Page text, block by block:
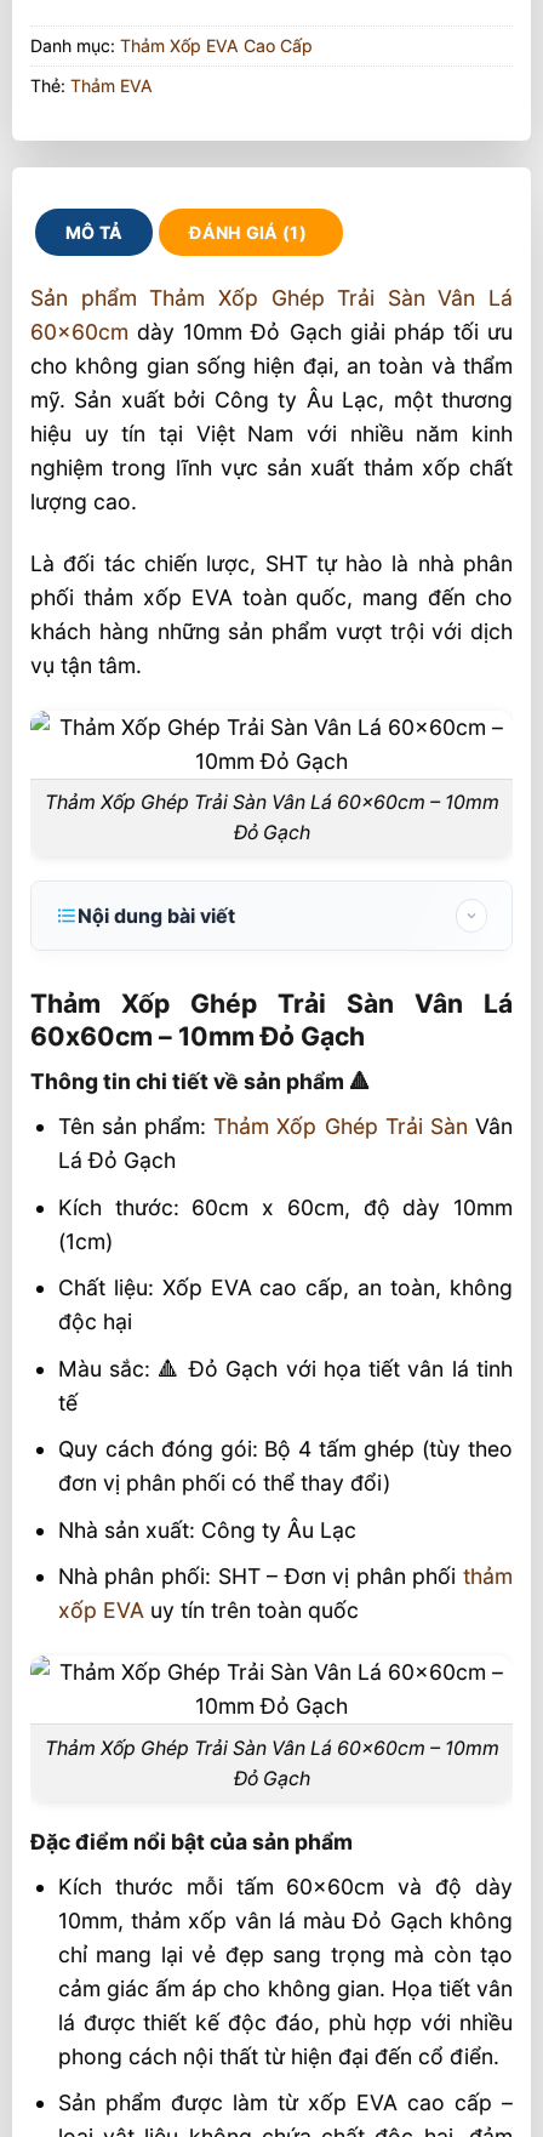
Danh mục: Thảm Xốp EVA Cao Cấp
Thẻ: Thảm EVA
MÔ TẢ ĐÁNH GIÁ (1)
Sản phẩm Thảm Xốp Ghép Trải Sàn Vân Lá
60x60cm dày 10mm Đỏ Gạch giải pháp tối ưu
cho không gian sống hiện đại, an toàn và thẩm
mỹ. Sản xuất bởi Công ty Âu Lạc, một thương
hiệu uy tín tại Việt Nam với nhiều năm kinh
nghiệm trong lĩnh vực sản xuất thảm xốp chất
lượng cao.
Là đối tác chiến lược, SHT tự hào là nhà phân
phối thảm xốp EVA toàn quốc, mang đến cho
khách hàng những sản phẩm vượt trội với dịch
vụ tận tâm.
Thảm Xốp Ghép Trải Sàn Vân Lá 60x60cm – 10mm
Đỏ Gạch
Nội dung bài viết
– 10mm Đỏ Gạch
Thông tin chi tiết về sản phẩm 🔺
Đặc điểm nổi bật của sản phẩm
Lý do chọn SHT làm nhà phân phối
Liên hệ ngay với chúng tôi
Thảm Xốp Ghép Trải Sàn Vân Lá
60x60cm – 10mm Đỏ Gạch
Thông tin chi tiết về sản phẩm 🔺
Tên sản phẩm:Thảm Xốp Ghép Trải Sàn Vân
Lá Đỏ Gạch
Kích thước: 60cm x 60cm, độ dày 10mm
(1cm)
Chất liệu: Xốp EVA cao cấp, an toàn, không
độc hại
Màu sắc: 🔺 Đỏ Gạch với họa tiết vân lá tinh
tế
Quy cách đóng gói: Bộ 4 tấm ghép (tùy theo
đơn vị phân phối có thể thay đổi)
Nhà sản xuất: Công ty Âu Lạc
Nhà phân phối: SHT – Đơn vị phân phối thảm
xốp EVAuy tín trên toàn quốc
Thảm Xốp Ghép Trải Sàn Vân Lá 60x60cm – 10mm
Đỏ Gạch
Đặc điểm nổi bật của sản phẩm
Kích thước mỗi tấm 60x60cm và độ dày
10mm, thảm xốp vân lá màu Đỏ Gạch không
chỉ mang lại vẻ đẹp sang trọng mà còn tạo
cảm giác ấm áp cho không gian. Họa tiết vân
lá được thiết kế độc đáo, phù hợp với nhiều
phong cách nội thất từ hiện đại đến cổ điển.
Sản phẩm được làm từ xốp EVA cao cấp –